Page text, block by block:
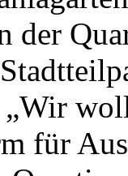
der
für